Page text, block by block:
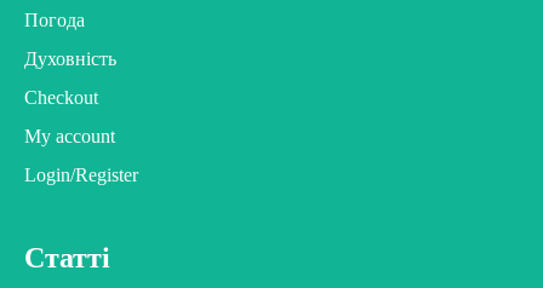
Погода
Духовність
Checkout
My account
Login/Register
Статті